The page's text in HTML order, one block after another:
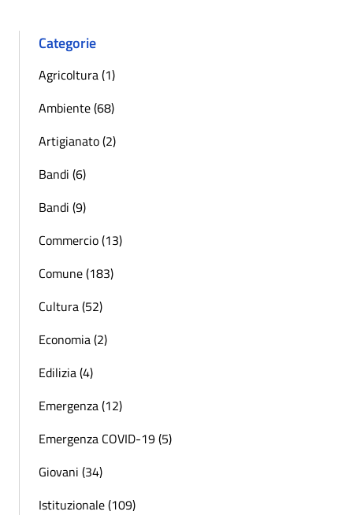
Categorie
Agricoltura (1)
Ambiente (68)
Artigianato (2)
Bandi (6)
Bandi (9)
Commercio (13)
Comune (183)
Cultura (52)
Economia (2)
Edilizia (4)
Emergenza (12)
Emergenza COVID-19 (5)
Giovani (34)
Istituzionale (109)